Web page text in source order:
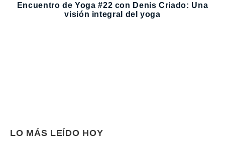
Encuentro de Yoga #22 con Denis Criado: Una
visión integral del yoga
LO MÁS LEÍDO HOY